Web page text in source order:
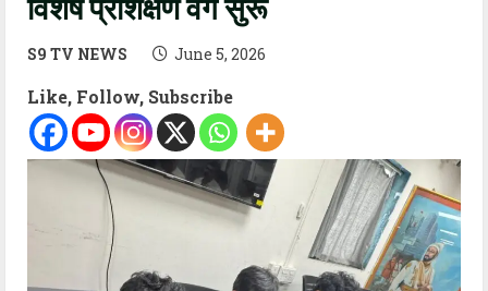
विशेष प्रशिक्षण वर्ग सुरू
S9 TV NEWS June 5, 2026
Like, Follow, Subscribe